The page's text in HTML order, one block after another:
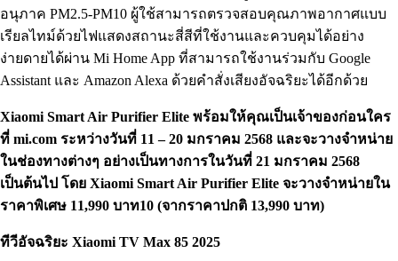
อนุภาค PM2.5-PM10 ผู้ใช้สามารถตรวจสอบคุณภาพอากาศแบบ
เรียลไทม์ด้วยไฟแสดงสถานะสี่สีที่ใช้งานและควบคุมได้อย่าง
ง่ายดายได้ผ่าน Mi Home App ที่สามารถใช้งานร่วมกับ Google
Assistant และ Amazon Alexa ด้วยคำสั่งเสียงอัจฉริยะได้อีกด้วย
Xiaomi Smart Air Purifier Elite พร้อมให้คุณเป็นเจ้าของก่อนใคร
ที่ mi.com ระหว่างวันที่ 11 – 20 มกราคม 2568 และจะวางจำหน่าย
ในช่องทางต่างๆ อย่างเป็นทางการในวันที่ 21 มกราคม 2568
เป็นต้นไป โดย Xiaomi Smart Air Purifier Elite จะวางจำหน่ายใน
ราคาพิเศษ 11,990 บาท10 (จากราคาปกติ 13,990 บาท)
ทีวีอัจฉริยะ Xiaomi TV Max 85 2025